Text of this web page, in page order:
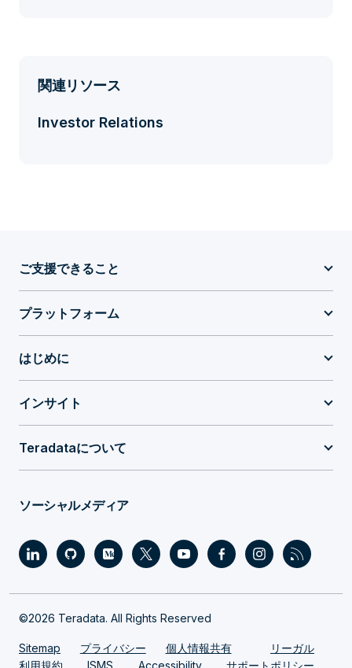
関連リソース
Investor Relations
ご支援できること
プラットフォーム
はじめに
インサイト
Teradataについて
ソーシャルメディア
©2026 Teradata. All Rights Reserved
Sitemap プライバシー 個人情報共有
リーガル
利用規約
ISMS Accessibility サポートポリシー